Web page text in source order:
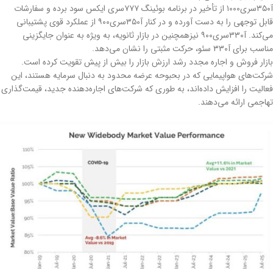
آ۳۵۰سری۱۰۰۰ از تأخیر در برنامه بوئینگ ۷۷۷سری ایکس سود برده و سفارشات
قابل توجهی را به دست آورده و در کنار آ۳۵۰سری۹۰۰ از عملکرد قوی پشتیبانی
می‌کند. آ۳۳۰سری۹۰۰ نیزهمچنین در بازار ثانویه، به ویژه به عنوان جایگزینی
مناسب برای آ۳۳۰ سئو، حرکت مثبتی را نشان می‌دهد.
بازار فروش و اجاره مجدد رشد ارزش بازار را بیش از پیش تقویت کرده است.
شرکت‌های هواپیمایی که در بحبوحه عرضه محدود به دنبال سرمایه هستند، این
فعالیت را افزایش داده‌اند، به طوری که شرکت‌های اجاره‌دهنده جدید، قیمت‌گذاری
تهاجمی ارائه می‌دهند.